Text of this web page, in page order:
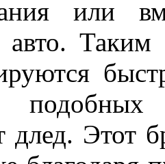
или
авто.
подобных
Этот